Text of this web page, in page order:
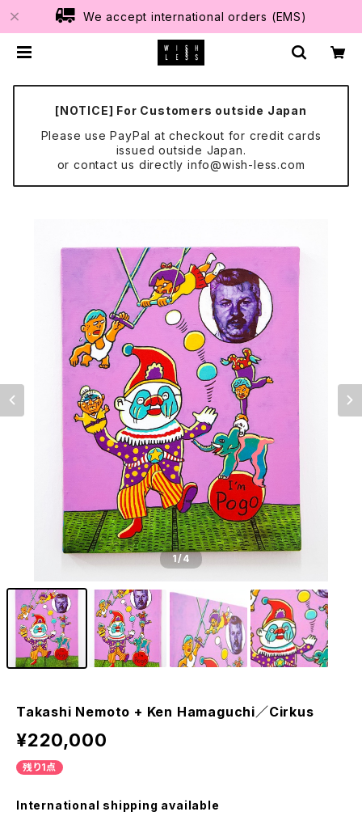
We accept international orders (EMS)
[NOTICE] For Customers outside Japan
Please use PayPal at checkout for credit cards
issued outside Japan.
or contact us directly info@wish-less.com
1/4
Takashi Nemoto + Ken Hamaguchi／Cirkus
¥220,000
残り1点
International shipping available